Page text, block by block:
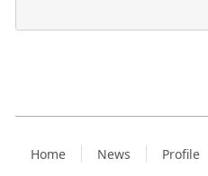
Home News Profile